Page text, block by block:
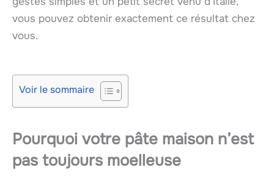
vous pouvez obtenir exactement ce résultat chez
vous.
Voir le sommaire
Pourquoi votre pâte maison n’est
pas toujours moelleuse